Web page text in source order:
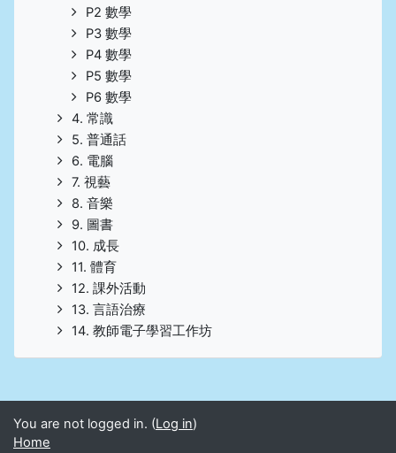
P2 數學
P3 數學
P4 數學
P5 數學
P6 數學
4. 常識
5. 普通話
6. 電腦
7. 視藝
8. 音樂
9. 圖書
10. 成長
11. 體育
12. 課外活動
13. 言語治療
14. 教師電子學習工作坊
You are not logged in. (Log in)
Home